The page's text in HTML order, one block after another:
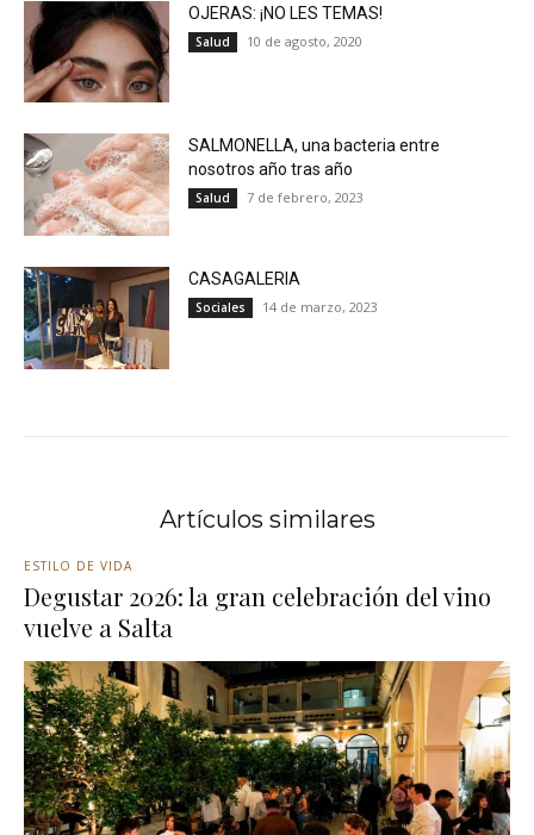
OJERAS: ¡NO LES TEMAS!
Salud 10 de agosto, 2020
SALMONELLA, una bacteria entre
nosotros año tras año
Salud 7 de febrero, 2023
CASAGALERIA
Sociales 14 de marzo, 2023
Artículos similares
ESTILO DE VIDA
Degustar 2026: la gran celebración del vino
vuelve a Salta